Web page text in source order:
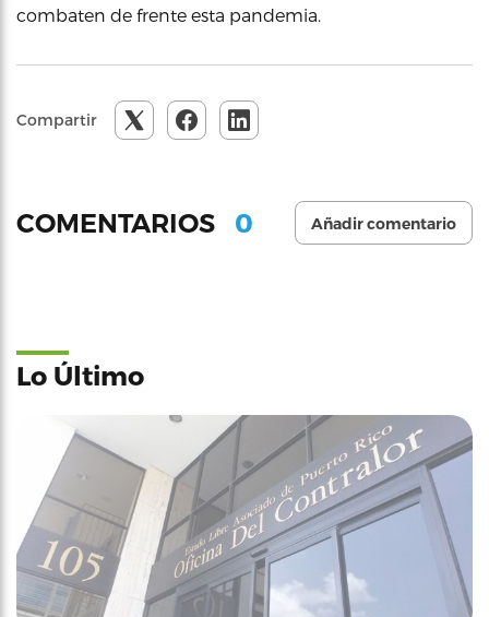
combaten de frente esta pandemia.
Compartir
COMENTARIOS 0 Añadir comentario
Lo Último